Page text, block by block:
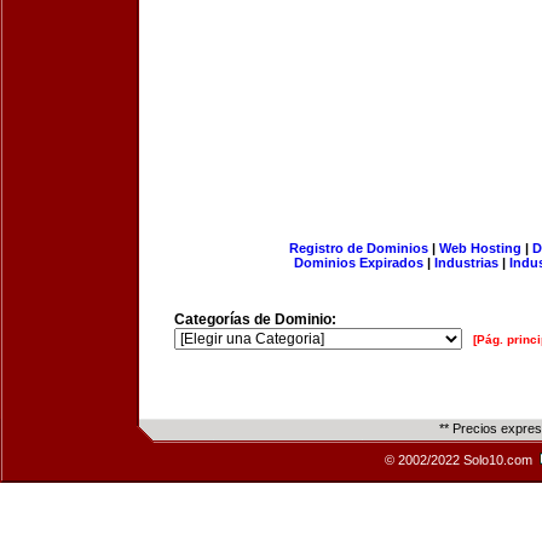
Registro de Dominios| Web Hosting |
Dominios Expirados | Industrias |
Categorías de Dominio:
[Pág.
** Precios
© 2002/2022 Solo10.com